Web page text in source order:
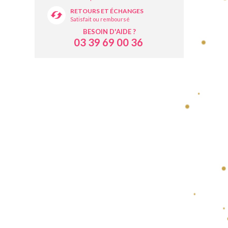
RETOURS ET ÉCHANGES
Satisfait ou remboursé
BESOIN D'AIDE ?
03 39 69 00 36